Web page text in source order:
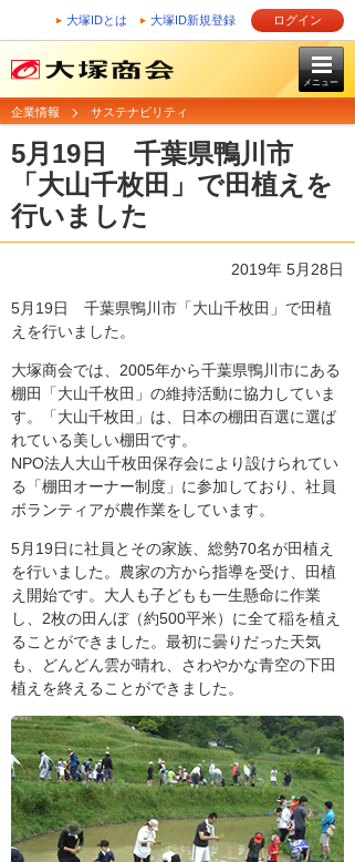
大塚IDとは 大塚ID新規登録 ログイン
メニュー
企業情報 サステナビリティ
5月19日 千葉県鴨川市
「大山千枚田」で田植えを
行いました
2019年 5月28日
5月19日 千葉県鴨川市「大山千枚田」で田植
えを行いました。
大塚商会では、2005年から千葉県鴨川市にある
棚田「大山千枚田」の維持活動に協力していま
す。「大山千枚田」は、日本の棚田百選に選ば
れている美しい棚田です。
NPO法人大山千枚田保存会により設けられてい
る「棚田オーナー制度」に参加しており、社員
ボランティアが農作業をしています。
5月19日に社員とその家族、総勢70名が田植え
を行いました。農家の方から指導を受け、田植
え開始です。大人も子どもも一生懸命に作業
し、2枚の田んぼ（約500平米）に全て稲を植え
ることができました。最初に曇りだった天気
も、どんどん雲が晴れ、さわやかな青空の下田
植えを終えることができました。